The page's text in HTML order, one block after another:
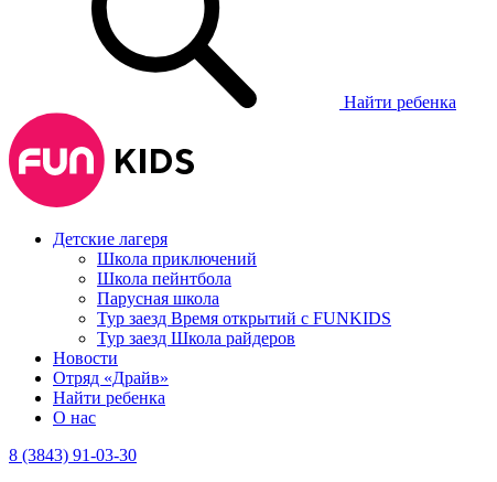
Найти ребенка
Детские лагеря
Школа приключений
Школа пейнтбола
Парусная школа
Тур заезд Время открытий с FUNKIDS
Тур заезд Школа райдеров
Новости
Отряд «Драйв»
Найти ребенка
О нас
8 (3843) 91-03-30